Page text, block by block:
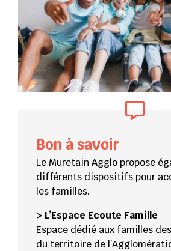
Bon à savoir
Le Muretain Agglo propose
différents dispositifs pour
les familles.
> L’Espace Ecoute Famille
Espace dédié aux familles
du territoire de